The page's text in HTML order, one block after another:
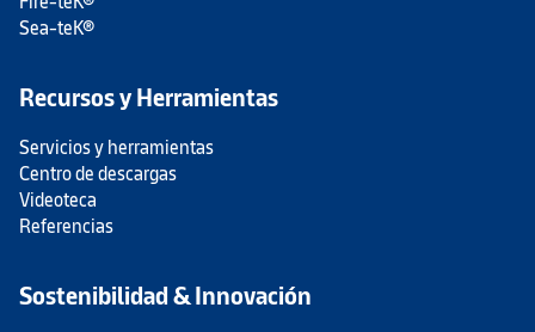
Sea-teK®
Recursos y Herramientas
Servicios y herramientas
Centro de descargas
Videoteca
Referencias
Sostenibilidad & Innovación